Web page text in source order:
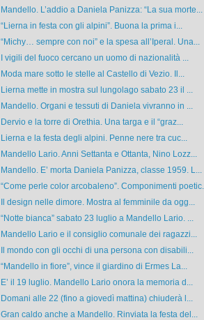
Mandello. L’addio a Daniela Panizza: “La sua morte...
“Lierna in festa con gli alpini”. Buona la prima i...
“Michy… sempre con noi” e la spesa all’Iperal. Una...
I vigili del fuoco cercano un uomo di nazionalità ...
Moda mare sotto le stelle al Castello di Vezio. Il...
Lierna mette in mostra sul lungolago sabato 23 il ...
Mandello. Organi e tessuti di Daniela vivranno in ...
Dervio e la torre di Orethia. Una targa e il “graz...
Lierna e la festa degli alpini. Penne nere tra cuc...
Mandello Lario. Anni Settanta e Ottanta, Nino Lozz...
Mandello. E’ morta Daniela Panizza, classe 1959. L...
“Come perle color arcobaleno”. Componimenti poetic...
Il design nelle dimore. Mostra al femminile da ogg...
“Notte bianca” sabato 23 luglio a Mandello Lario. ...
Mandello Lario e il consiglio comunale dei ragazzi...
Il mondo con gli occhi di una persona con disabili...
“Mandello in fiore”, vince il giardino di Ermes La...
E’ il 19 luglio. Mandello Lario onora la memoria d...
Domani alle 22 (fino a giovedì mattina) chiuderà l...
Gran caldo anche a Mandello. Rinviata la festa del...